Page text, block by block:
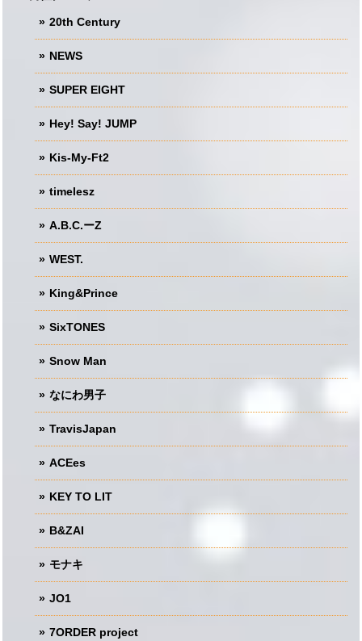
20th Century
NEWS
SUPER EIGHT
Hey! Say! JUMP
Kis-My-Ft2
timelesz
A.B.C.ーZ
WEST.
King&Prince
SixTONES
Snow Man
なにわ男子
TravisJapan
ACEes
KEY TO LIT
B&ZAI
モナキ
JO1
7ORDER project